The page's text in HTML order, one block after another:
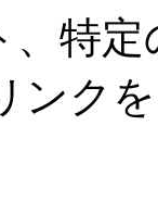
、特
ンク